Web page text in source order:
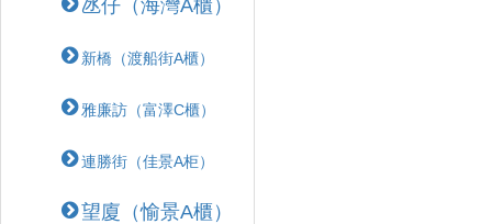
氹仔（海灣A櫃）
新橋（渡船街A櫃）
雅廉訪（富澤C櫃）
連勝街（佳景A柜）
望廈（愉景A櫃）